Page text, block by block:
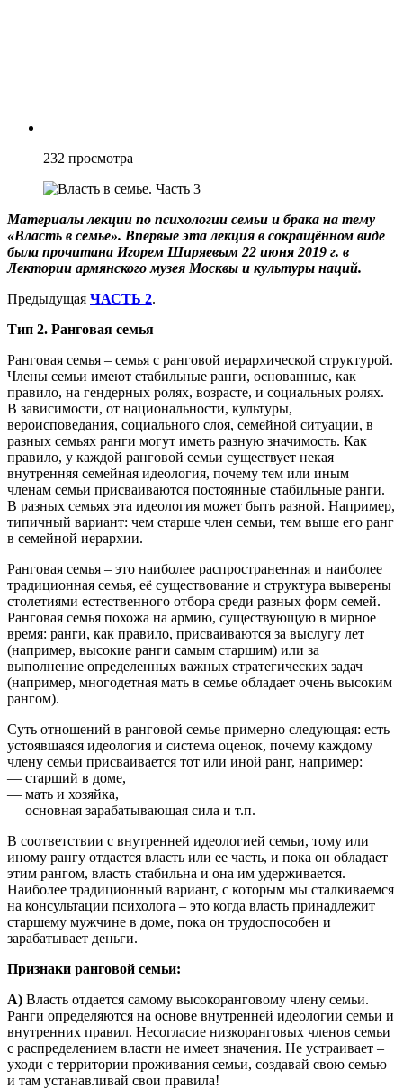
232 просмотра
Материалы лекции по психологии семьи и брака на тему
«Власть в семье». Впервые эта лекция в сокращённом виде
была прочитана Игорем Ширяевым 22 июня 2019 г. в
Лектории армянского музея Москвы и культуры наций.
Предыдущая ЧАСТЬ 2.
Тип 2. Ранговая семья
Ранговая семья – семья с ранговой иерархической структурой.
Члены семьи имеют стабильные ранги, основанные, как
правило, на гендерных ролях, возрасте, и социальных ролях.
В зависимости, от национальности, культуры,
вероисповедания, социального слоя, семейной ситуации, в
разных семьях ранги могут иметь разную значимость. Как
правило, у каждой ранговой семьи существует некая
внутренняя семейная идеология, почему тем или иным
членам семьи присваиваются постоянные стабильные ранги.
В разных семьях эта идеология может быть разной. Например,
типичный вариант: чем старше член семьи, тем выше его ранг
в семейной иерархии.
Ранговая семья – это наиболее распространенная и наиболее
традиционная семья, её существование и структура выверены
столетиями естественного отбора среди разных форм семей.
Ранговая семья похожа на армию, существующую в мирное
время: ранги, как правило, присваиваются за выслугу лет
(например, высокие ранги самым старшим) или за
выполнение определенных важных стратегических задач
(например, многодетная мать в семье обладает очень высоким
рангом).
Суть отношений в ранговой семье примерно следующая: есть
устоявшаяся идеология и система оценок, почему каждому
члену семьи присваивается тот или иной ранг, например:
— старший в доме,
— мать и хозяйка,
— основная зарабатывающая сила и т.п.
В соответствии с внутренней идеологией семьи, тому или
иному рангу отдается власть или ее часть, и пока он обладает
этим рангом, власть стабильна и она им удерживается.
Наиболее традиционный вариант, с которым мы сталкиваемся
на консультации психолога – это когда власть принадлежит
старшему мужчине в доме, пока он трудоспособен и
зарабатывает деньги.
Признаки ранговой семьи:
А) Власть отдается самому высокоранговому члену семьи.
Ранги определяются на основе внутренней идеологии семьи и
внутренних правил. Несогласие низкоранговых членов семьи
с распределением власти не имеет значения. Не устраивает –
уходи с территории проживания семьи, создавай свою семью
и там устанавливай свои правила!